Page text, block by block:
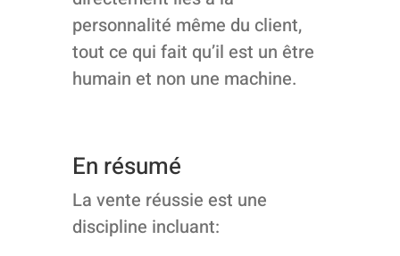
personnalité même du client,
tout ce qui fait qu’il est un être
humain et non une machine.
En résumé
La vente réussie est une
discipline incluant: